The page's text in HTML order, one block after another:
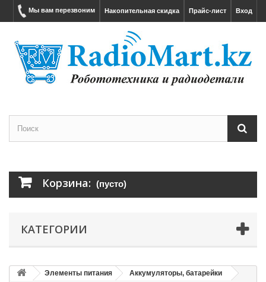
Вход
Прайс-лист
Накопительная скидка
Мы вам перезвоним
Корзина: (пусто)
КАТЕГОРИИ
Элементы питания
Аккумуляторы, батарейки